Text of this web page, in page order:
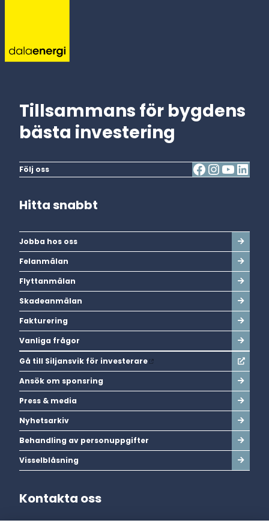
Tillsammans för bygdens
bästa investering
Följ oss
Hitta snabbt
Jobba hos oss
Felanmälan
Flyttanmälan
Skadeanmälan
Fakturering
Vanliga frågor
Gå till Siljansvik för investerare
Ansök om sponsring
Press & media
Nyhetsarkiv
Behandling av personuppgifter
Visselblåsning
Kontakta oss